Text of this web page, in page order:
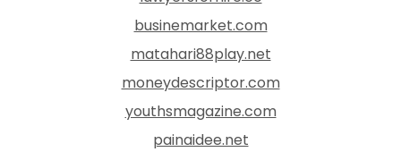
businemarket.com
matahari88play.net
moneydescriptor.com
youthsmagazine.com
painaidee.net